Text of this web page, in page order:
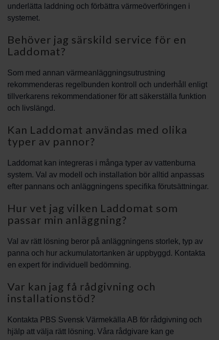
underlätta laddning och förbättra värmeöverföringen i
systemet.
Behöver jag särskild service för en
Laddomat?
Som med annan värmeanläggningsutrustning
rekommenderas regelbunden kontroll och underhåll enligt
tillverkarens rekommendationer för att säkerställa funktion
och livslängd.
Kan Laddomat användas med olika
typer av pannor?
Laddomat kan integreras i många typer av vattenburna
system. Val av modell och installation bör alltid anpassas
efter pannans och anläggningens specifika förutsättningar.
Hur vet jag vilken Laddomat som
passar min anläggning?
Val av rätt lösning beror på anläggningens storlek, typ av
panna och hur ackumulatortanken är uppbyggd. Kontakta
en expert för individuell bedömning.
Var kan jag få rådgivning och
installationstöd?
Kontakta PBS Svensk Värmekälla AB för rådgivning och
hjälp att välja rätt lösning. Våra rådgivare kan ge